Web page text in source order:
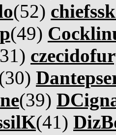
(52)
(49)
(39)
(41)